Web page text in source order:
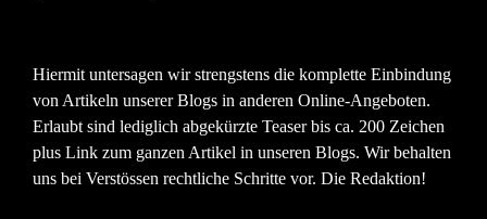
Hiermit untersagen wir strengstens die komplette Einbindung
von Artikeln unserer Blogs in anderen Online-Angeboten.
Erlaubt sind lediglich abgekürzte Teaser bis ca. 200 Zeichen
plus Link zum ganzen Artikel in unseren Blogs. Wir behalten
uns bei Verstössen rechtliche Schritte vor. Die Redaktion!